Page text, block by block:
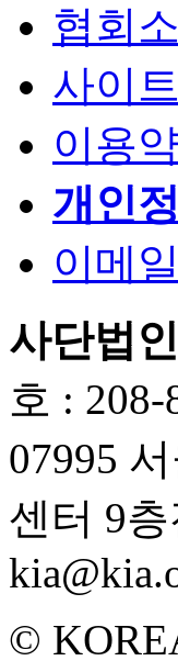
협회
사이
이용
개인
이메
사단법
호 : 208-
07995
센터 9층
©